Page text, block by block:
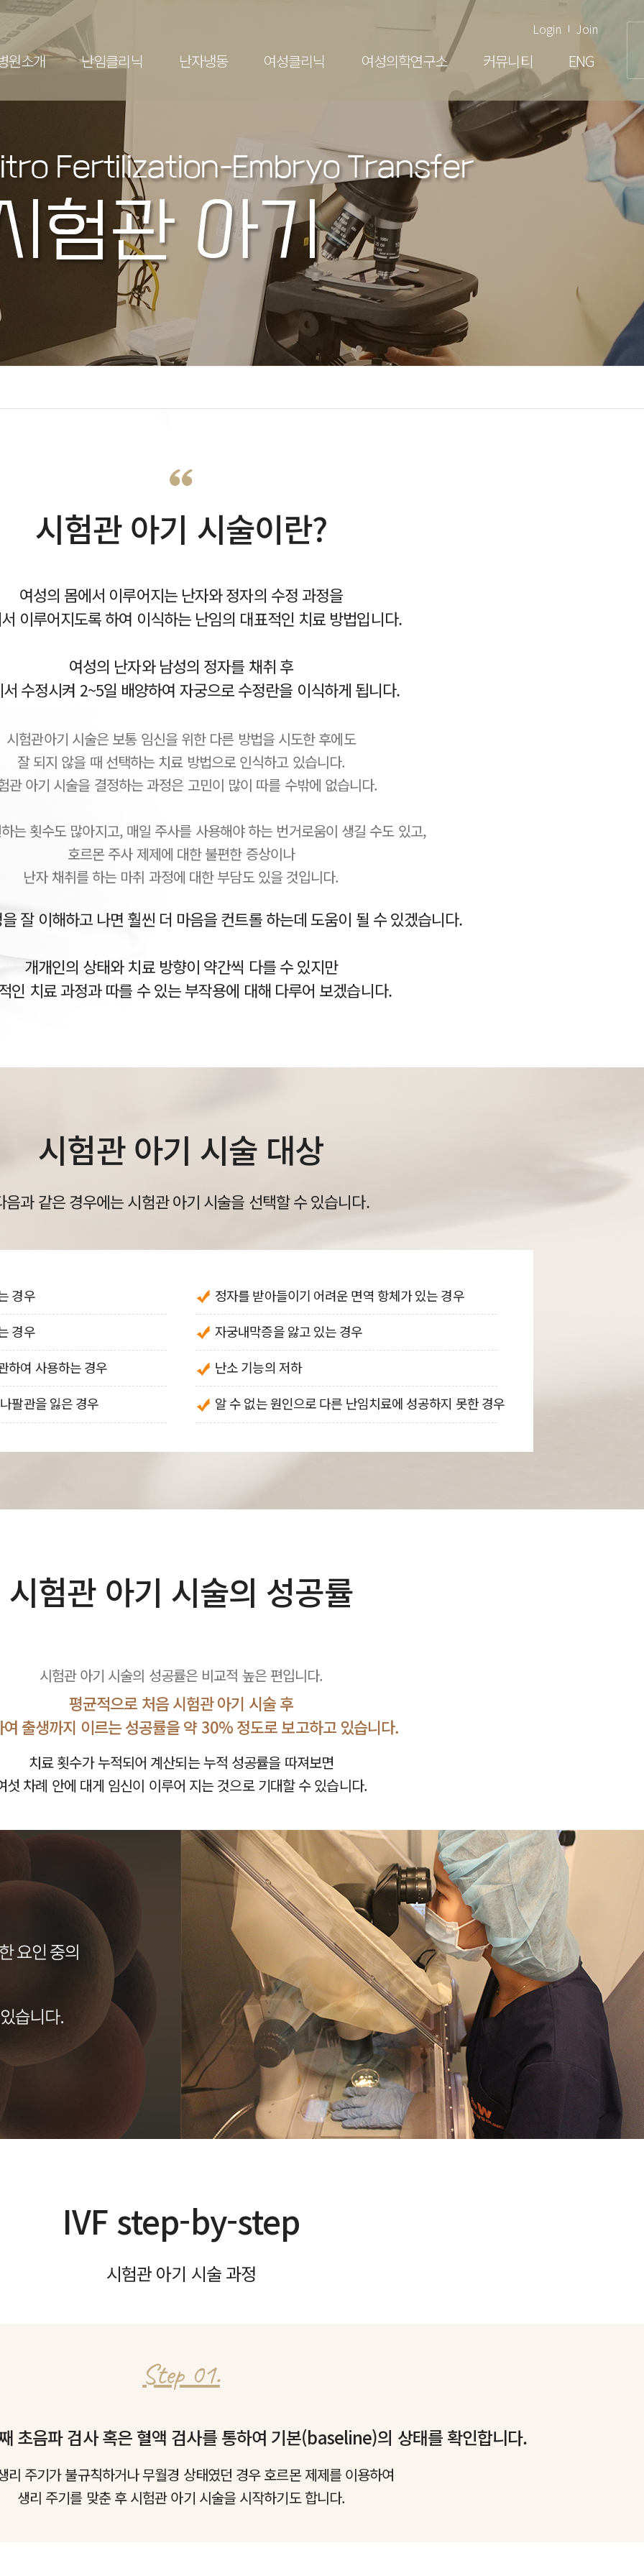
Login Join
원소개 난임클리닉 난자냉동 여성클리닉 여성의학연구소 커뮤니티 ENG
리닉
?
존 (난자동결)
신실패
난자냉동 여성클리닉
부인과 검진
배란장애·생리불순
부정출혈
여성건강센터
후기 ENG
시험관 아기 시술이란?
여성의 몸에서 이루어지는 난자와 정자의 수정 과정을
이루어지도록 하여 이식하는 난임의 대표적인 치료 방법입니다.
여성의 난자와 남성의 정자를 채취 후
수정시켜 2~5일 배양하여 자궁으로 수정란을 이식하게 됩니다.
시험관아기 시술은 보통 임신을 위한 다른 방법을 시도한 후에도
잘 되지 않을 때 선택하는 치료 방법으로 인식하고 있습니다.
관 아기 시술을 결정하는 과정은 고민이 많이 따를 수밖에 없습니다.
는 횟수도 많아지고, 매일 주사를 사용해야 하는 번거로움이 생길 수도 있고,
호르몬 주사 제제에 대한 불편한 증상이나
난자 채취를 하는 마취 과정에 대한 부담도 있을 것입니다.
잘 이해하고 나면 훨씬 더 마음을 컨트롤 하는데 도움이 될 수 있겠습니다.
개개인의 상태와 치료 방향이 약간씩 다를 수 있지만
인 치료 과정과 따를 수 있는 부작용에 대해 다루어 보겠습니다.
시험관 아기 시술 대상
음과 같은 경우에는 시험관 아기 시술을 선택할 수 있습니다.
경우
경우
하여 사용하는 경우
팔관을 잃은 경우
정자를 받아들이기 어려운 면역 항체가 있는 경우
자궁내막증을 앓고 있는 경우
난소 기능의 저하
알 수 없는 원인으로 다른 난임치료에 성공하지 못한 경우
시험관 아기 시술의 성공률
시험관 아기 시술의 성공률은 비교적 높은 편입니다.
평균적으로 처음 시험관 아기 시술 후
출생까지 이르는 성공률을 약 30% 정도로 보고하고 있습니다.
치료 횟수가 누적되어 계산되는 누적 성공률을 따져보면
섯 차례 안에 대게 임신이 이루어 지는 것으로 기대할 수 있습니다.
IVF step-by-step
시험관 아기 시술 과정
Step 01.
초음파 검사 혹은 혈액 검사를 통하여 기본(baseline)의 상태를 확인합니다.
리 주기가 불규칙하거나 무월경 상태였던 경우 호르몬 제제를 이용하여
생리 주기를 맞춘 후 시험관 아기 시술을 시작하기도 합니다.